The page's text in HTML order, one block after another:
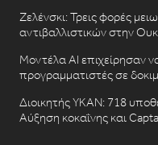
Ζελένσκι: Τρεις φορές
αντιβαλλιστικών στην
Μοντέλα AI επιχείρησαν
προγραμματιστές σε
Διοικητής ΥΚΑΝ: 718
Αύξηση κοκαΐνης και